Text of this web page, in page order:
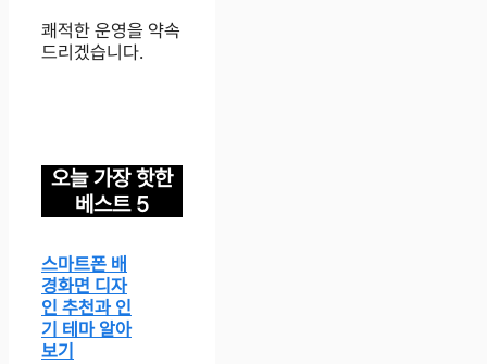
쾌적한 운영을 약속
드리겠습니다.
오늘 가장 핫한
베스트 5
스마트폰 배
경화면 디자
인 추천과 인
기 테마 알아
보기